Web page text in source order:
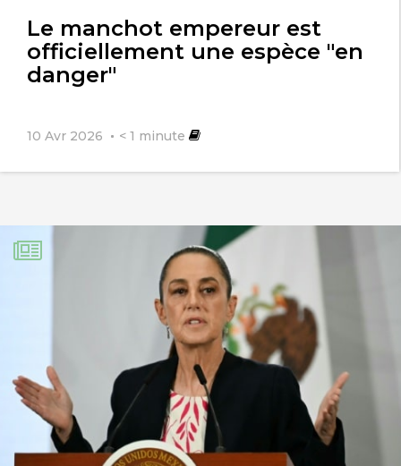
Le manchot empereur est
officiellement une espèce "en
danger"
10 Avr 2026 < 1 minute